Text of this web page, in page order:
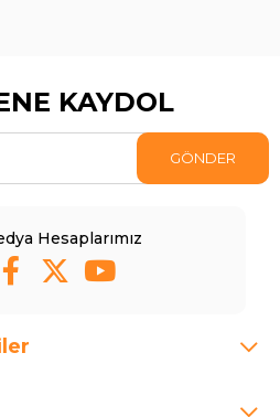
KAYDOL
GÖNDER
Hesaplarımız